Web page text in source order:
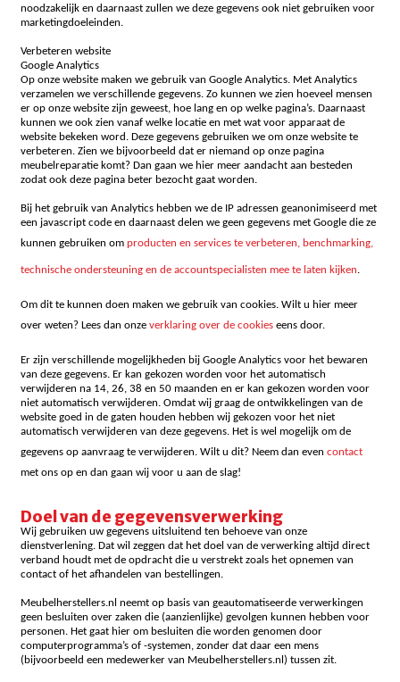
noodzakelijk en daarnaast zullen we deze gegevens ook niet gebruiken voor
marketingdoeleinden.
Verbeteren website
Google Analytics
Op onze website maken we gebruik van Google Analytics. Met Analytics
verzamelen we verschillende gegevens. Zo kunnen we zien hoeveel mensen
er op onze website zijn geweest, hoe lang en op welke pagina’s. Daarnaast
kunnen we ook zien vanaf welke locatie en met wat voor apparaat de
website bekeken word. Deze gegevens gebruiken we om onze website te
verbeteren. Zien we bijvoorbeeld dat er niemand op onze pagina
meubelreparatie komt? Dan gaan we hier meer aandacht aan besteden
zodat ook deze pagina beter bezocht gaat worden.
Bij het gebruik van Analytics hebben we de IP adressen geanonimiseerd met
een javascript code en daarnaast delen we geen gegevens met Google die ze
kunnen gebruiken om producten en services te verbeteren, benchmarking,
technische ondersteuning en de accountspecialisten mee te laten kijken.
Om dit te kunnen doen maken we gebruik van cookies. Wilt u hier meer
over weten? Lees dan onze verklaring over de cookies eens door.
Er zijn verschillende mogelijkheden bij Google Analytics voor het bewaren
van deze gegevens. Er kan gekozen worden voor het automatisch
verwijderen na 14, 26, 38 en 50 maanden en er kan gekozen worden voor
niet automatisch verwijderen. Omdat wij graag de ontwikkelingen van de
website goed in de gaten houden hebben wij gekozen voor het niet
automatisch verwijderen van deze gegevens. Het is wel mogelijk om de
gegevens op aanvraag te verwijderen. Wilt u dit? Neem dan even contact
met ons op en dan gaan wij voor u aan de slag!
Doel van de gegevensverwerking
Wij gebruiken uw gegevens uitsluitend ten behoeve van onze
dienstverlening. Dat wil zeggen dat het doel van de verwerking altijd direct
verband houdt met de opdracht die u verstrekt zoals het opnemen van
contact of het afhandelen van bestellingen.
Meubelherstellers.nl neemt op basis van geautomatiseerde verwerkingen
geen besluiten over zaken die (aanzienlijke) gevolgen kunnen hebben voor
personen. Het gaat hier om besluiten die worden genomen door
computerprogramma’s of -systemen, zonder dat daar een mens
(bijvoorbeeld een medewerker van Meubelherstellers.nl) tussen zit.